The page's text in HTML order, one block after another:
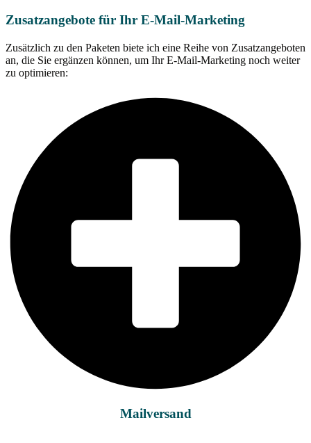
Zusatzangebote für Ihr E-Mail-Marketing
Zusätzlich zu den Paketen biete ich eine Reihe von Zusatzangeboten
an, die Sie ergänzen können, um Ihr E-Mail-Marketing noch weiter
zu optimieren:
Mailversand